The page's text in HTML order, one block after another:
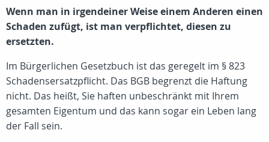
Wenn man in irgendeiner Weise einem Anderen einen
Schaden zufügt, ist man verpflichtet, diesen zu
ersetzten.
Im Bürgerlichen Gesetzbuch ist das geregelt im § 823
Schadensersatzpflicht. Das BGB begrenzt die Haftung
nicht. Das heißt, Sie haften unbeschränkt mit Ihrem
gesamten Eigentum und das kann sogar ein Leben lang
der Fall sein.